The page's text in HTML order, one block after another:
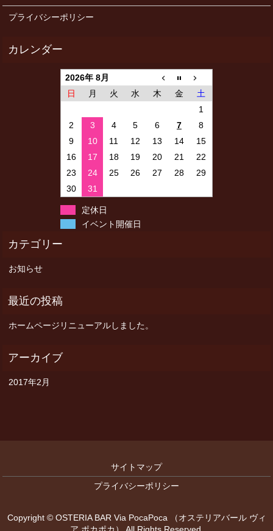
プライバシーポリシー
2026年 8月
日
月 火 水 木 金
土
1
2
3 4 5 6 7
8
9
10 11 12 13 14
15
16
17 18 19 20 21
22
23
24 25 26 27 28
29
30
31
定休日
イベント開催日
お知らせ
ホームページリニューアルしました。
2017年2月
サイトマップ
プライバシーポリシー
Copyright © OSTERIA BAR Via PocaPoca （オステリアバール ヴィ
ア ポカポカ） All Rights Reserved.